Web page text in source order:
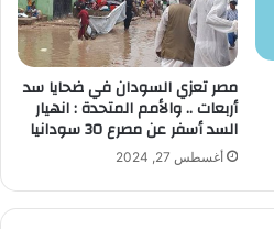
مصر تعزي السودان في ضحايا سد
أربعات .. والأمم المتحدة : انهيار
السد أسفر عن مصرع 30 سودانيا
أغسطس 27, 2024